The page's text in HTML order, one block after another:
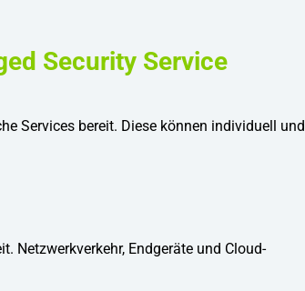
Security Service
Services bereit. Diese können individuell und
Netzwerkverkehr, Endgeräte und Cloud-